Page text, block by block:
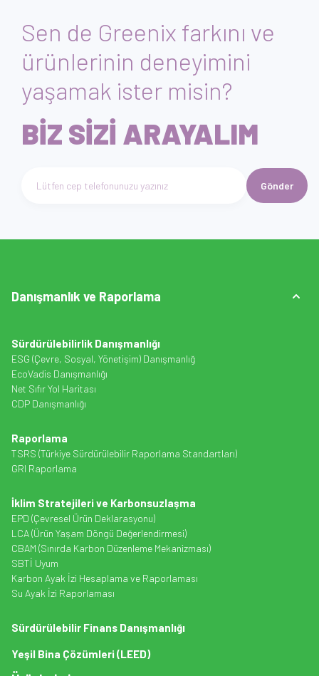
Sen de Greenix farkını ve
ürünlerinin deneyimini
yaşamak ister misin?
BİZ SİZİ ARAYALIM
Telefon numarası giriniz Gönder
Danışmanlık ve Raporlama
Sürdürülebilirlik Danışmanlığı
ESG (Çevre, Sosyal, Yönetişim) Danışmanlığ
EcoVadis Danışmanlığı
Net Sıfır Yol Haritası
CDP Danışmanlığı
Raporlama
TSRS (Türkiye Sürdürülebilir Raporlama Standartları)
GRI Raporlama
İklim Stratejileri ve Karbonsuzlaşma
EPD (Çevresel Ürün Deklarasyonu)
LCA (Ürün Yaşam Döngü Değerlendirmesi)
CBAM (Sınırda Karbon Düzenleme Mekanizması)
SBTİ Uyum
Karbon Ayak İzi Hesaplama ve Raporlaması
Su Ayak İzi Raporlaması
Sürdürülebilir Finans Danışmanlığı
Yeşil Bina Çözümleri (LEED)